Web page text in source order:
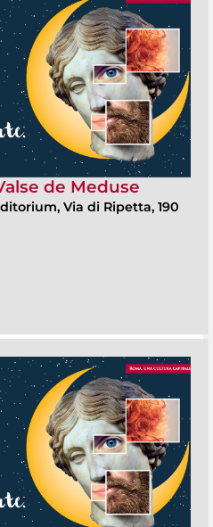
de Meduse
Via di Ripetta, 190